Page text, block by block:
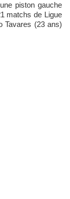
piston gauche
matchs de Ligue
Tavares (23 ans)